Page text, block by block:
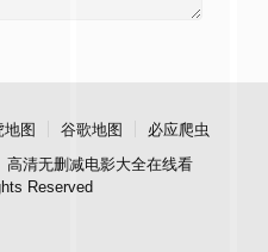
地图 谷歌地图
必应爬虫
清无删减电影大全在线看
Reserved